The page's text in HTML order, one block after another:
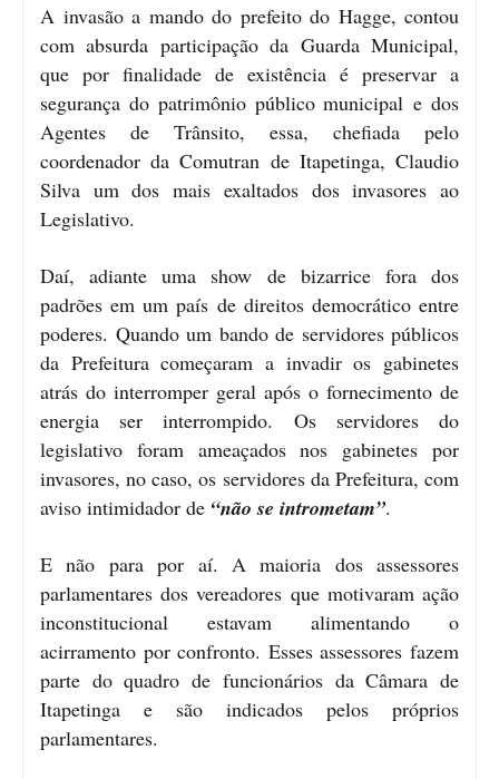
A invasão a mando do prefeito do Hagge, contou
com absurda participação da Guarda Municipal,
que por finalidade de existência é preservar a
segurança do patrimônio público municipal e dos
Agentes de Trânsito, essa, chefiada pelo
coordenador da Comutran de Itapetinga, Claudio
Silva um dos mais exaltados dos invasores ao
Legislativo.
Daí, adiante uma show de bizarrice fora dos
padrões em um país de direitos democrático entre
poderes. Quando um bando de servidores públicos
da Prefeitura começaram a invadir os gabinetes
atrás do interromper geral após o fornecimento de
energia ser interrompido. Os servidores do
legislativo foram ameaçados nos gabinetes por
invasores, no caso, os servidores da Prefeitura, com
aviso intimidador de “não se intrometam”.
E não para por aí. A maioria dos assessores
parlamentares dos vereadores que motivaram ação
inconstitucional estavam alimentando o
acirramento por confronto. Esses assessores fazem
parte do quadro de funcionários da Câmara de
Itapetinga e são indicados pelos próprios
parlamentares.